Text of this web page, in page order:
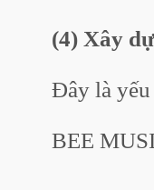
(4) Xây
Đây là yếu
BEE